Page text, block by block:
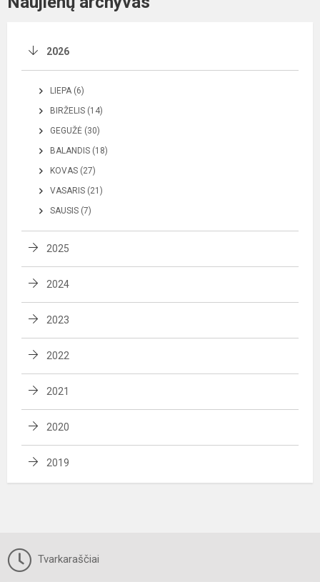
2026
LIEPA (6)
BIRŽELIS (14)
GEGUŽĖ (30)
BALANDIS (18)
KOVAS (27)
VASARIS (21)
SAUSIS (7)
2025
2024
2023
2022
2021
2020
2019
Tvarkaraščiai